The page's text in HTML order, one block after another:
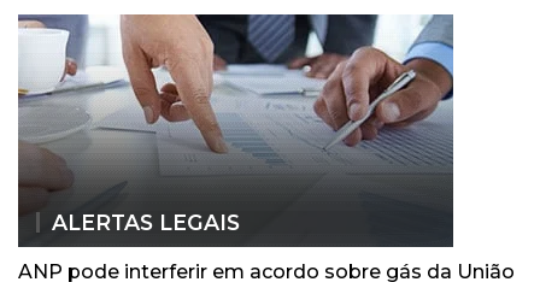
ALERTAS LEGAIS
ANP pode interferir em acordo sobre gás da União